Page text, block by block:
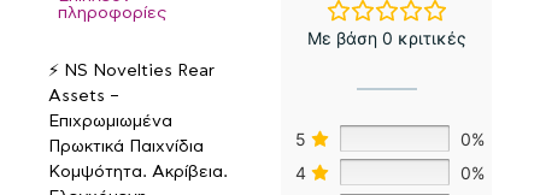
Με βάση 0 κριτικές
5
0%
4
0%
πληροφορίες
⚡ NS Novelties Rear
Assets –
Επιχρωμιωμένα
Πρωκτικά Παιχνίδια
Κομψότητα. Ακρίβεια.